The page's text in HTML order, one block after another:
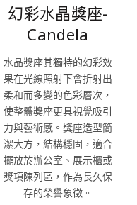
幻彩水晶獎座-
Candela
水晶獎座其獨特的幻彩效
果在光線照射下會折射出
柔和而多變的色彩層次，
使整體獎座更具視覺吸引
力與藝術感。獎座造型簡
潔大方，結構穩固，適合
擺放於辦公室、展示櫃或
獎項陳列區，作為長久保
存的榮譽象徵。